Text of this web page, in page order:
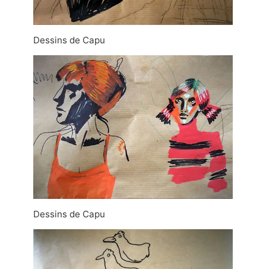
Dessins de Capu
Dessins de Capu